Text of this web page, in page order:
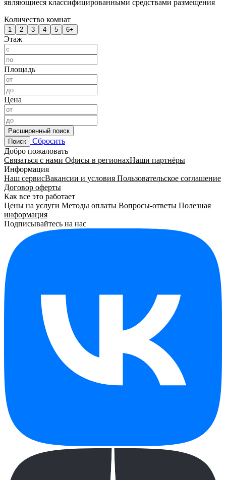
являющиеся классифицированными средствами размещения
Количество комнат
1 2 3 4 5 6+
Этаж
Площадь
Цена
Расширенный поиск
Поиск
Сбросить
Добро пожаловать
Связаться с нами Офисы в регионахНаши партнёры
Информация
Наш сервисВакансии и условия Пользовательское соглашение
Договор оферты
Как все это работает
Цены на услуги Методы оплаты Вопросы-ответы Полезная
информация
Подписывайтесь на нас